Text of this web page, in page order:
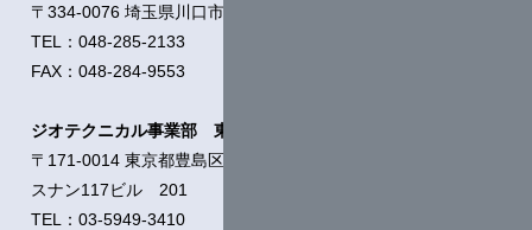
2024年3月22日
決算公告 を更新いたしました。
1月29日月曜日21:45~放映のテレビ埼玉「ググ
っと！製造業」にて当社が
見逃し配信はこちら
〒334-0076 埼玉県川口市本蓮1-11-21
TEL：048-285-2133
FAX：048-284-9553
ジオテクニカル事業部 東京支店
〒171-0014 東京都豊島区池袋2-54-5
スナン117ビル 201
TEL：03-5949-3410